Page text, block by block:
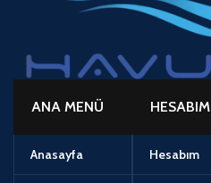
ANA MENÜ
Anasayfa
HESABIM
Hesabım